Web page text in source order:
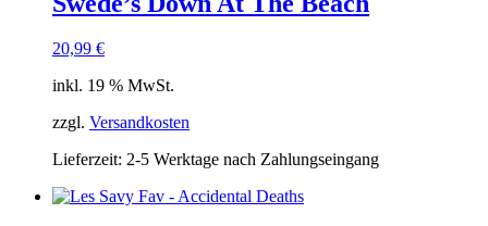
20,99 €
inkl. 19 % MwSt.
zzgl. Versandkosten
Lieferzeit: 2-5 Werktage nach Zahlungseingang